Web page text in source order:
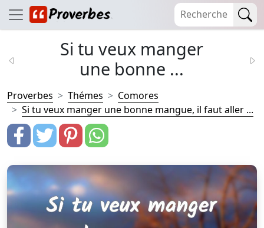
Si tu veux manger
une bonne ...
Proverbes Thémes
Comores
Si tu veux manger une bonne mangue, il faut aller ...